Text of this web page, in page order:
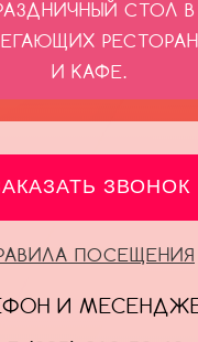
СТОЛ В
И КАФЕ.
ПОСЕЩЕНИЯ
И
ЗВОНОК